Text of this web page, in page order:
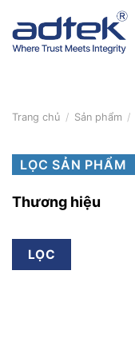
to
content
Trang chủ / Sản phẩm /
LỌC SẢN PHẨM
Thương hiệu
LỌC